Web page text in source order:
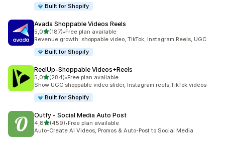
Built for Shopify
Avada Shoppable Videos Reels
5,0av 5 stjerner
(187)
Totalt 187 omtaler
•Free plan available
Revenue growth: shoppable video, TikTok, Instagram Reels, UGC
Built for Shopify
ReelUp‑Shoppable Videos+Reels
5,0av 5 stjerner
(284)
Totalt 284 omtaler
•Free plan available
Show UGC shoppable video slider, Instagram reels,TikTok videos
Built for Shopify
Outfy ‑ Social Media Auto Post
4,8av 5 stjerner
(459)
Totalt 459 omtaler
•Free plan available
Auto-Create AI Videos, Promos & Auto-Post to Social Media